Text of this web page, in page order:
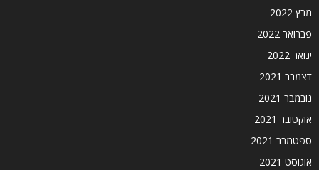
מרץ 2022
פברואר 2022
ינואר 2022
דצמבר 2021
נובמבר 2021
אוקטובר 2021
ספטמבר 2021
אוגוסט 2021